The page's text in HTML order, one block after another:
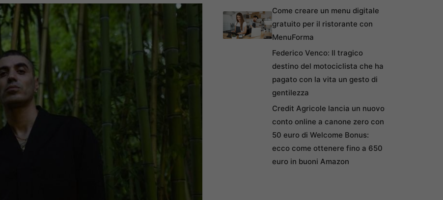
Come creare un menu digitale
gratuito per il ristorante con
MenuForma
Federico Venco: Il tragico
destino del motociclista che ha
pagato con la vita un gesto di
gentilezza
Credit Agricole lancia un nuovo
conto online a canone zero con
50 euro di Welcome Bonus:
ecco come ottenere fino a 650
euro in buoni Amazon